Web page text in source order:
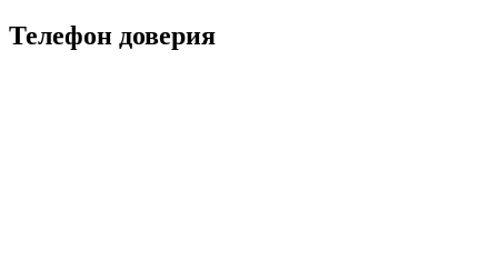
Телефон доверия